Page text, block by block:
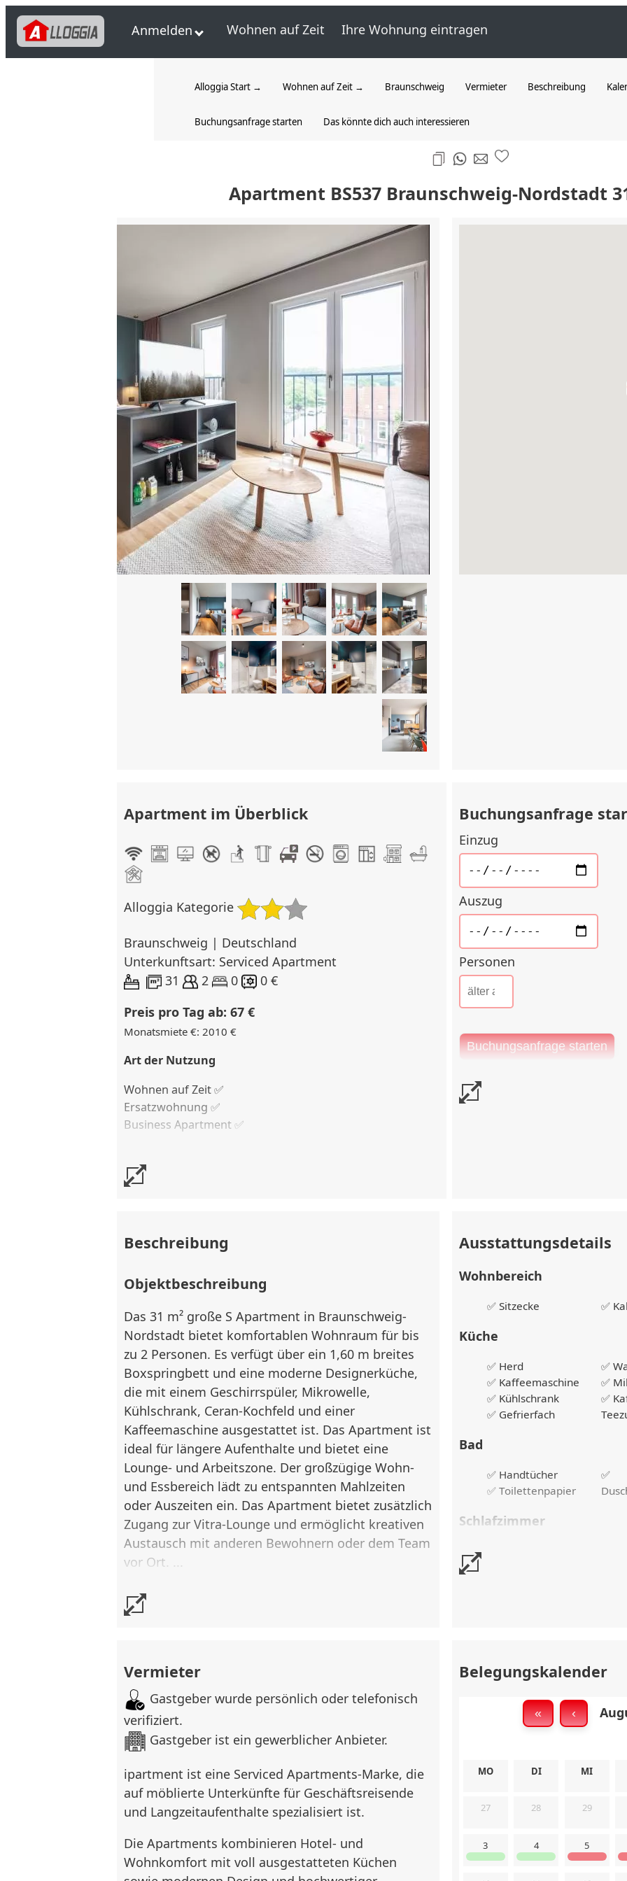
Anmelden Wohnen auf Zeit Ihre Wohnung eintragen
Alloggia Start → Wohnen auf Zeit → Braunschweig Vermieter Beschreibung
Buchungsanfrage starten Das könnte dich auch interessieren
Apartment BS537 Braunschweig-Nordstadt
Apartment im Überblick
Alloggia Kategorie
Braunschweig | Deutschland
Unterkunftsart: Serviced Apartment
31
2 0
0 €
Preis pro Tag ab: 67 €
Monatsmiete €: 2010 €
Art der Nutzung
Wohnen auf Zeit ✅
Ersatzwohnung ✅
Business Apartment ✅
Stornierungsgebühr
Buchungsanfrage
Einzug
Auszug
Personen
Beschreibung
Objektbeschreibung
Das 31 m² große S Apartment in Braunschweig-
Nordstadt bietet komfortablen Wohnraum für bis
zu 2 Personen. Es verfügt über ein 1,60 m breites
Boxspringbett und eine moderne Designerküche,
die mit einem Geschirrspüler, Mikrowelle,
Kühlschrank, Ceran-Kochfeld und einer
Kaffeemaschine ausgestattet ist. Das Apartment ist
ideal für längere Aufenthalte und bietet eine
Lounge- und Arbeitszone. Der großzügige Wohn-
und Essbereich lädt zu entspannten Mahlzeiten
oder Auszeiten ein. Das Apartment bietet zusätzlich
Zugang zur Vitra-Lounge und ermöglicht kreativen
Austausch mit anderen Bewohnern oder dem Team
vor Ort. ...
Ausstattung
Küche:
Designerküche mit Kühlschrank
Spülmaschine
Mikrowelle
Ceran-Kochfeld
Kaffeemaschine
Geschirr, Besteck, Töpfe und Kochutensilien
Badezimmer:
Dusche (nicht explizit genannt, aber typisch für
Apartments)
Ausstattungsdetails
Wohnbereich
✅ Sitzecke ✅
Küche
✅ Herd
✅ Kaffeemaschine
✅ Kühlschrank
✅ Gefrierfach
✅
✅
✅
Bad
✅ Handtücher
✅ Toilettenpapier
✅
Schlafzimmer
Außenbereich
✅ Öffentl. Parkplatz
✅ Waschmaschine
Vermieter
Gastgeber wurde persönlich oder telefonisch
verifiziert.
Gastgeber ist ein gewerblicher Anbieter.
ipartment ist eine Serviced Apartments-Marke, die
auf möblierte Unterkünfte für Geschäftsreisende
und Langzeitaufenthalte spezialisiert ist.
Die Apartments kombinieren Hotel- und
Wohnkomfort mit voll ausgestatteten Küchen
Belegungskalender
« ‹
MO DI MI
27 28 29
3 4 5